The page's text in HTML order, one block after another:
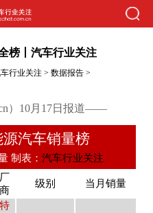
榜丨汽车行业关注
行业关注 >数据报告 >
）10月17日报道——
源汽车销量榜
制表： 汽车行业关注
厂
商
级别 当月销量
特